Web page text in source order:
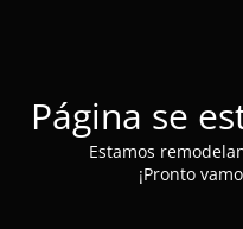
Página se
Estamos
¡Pronto